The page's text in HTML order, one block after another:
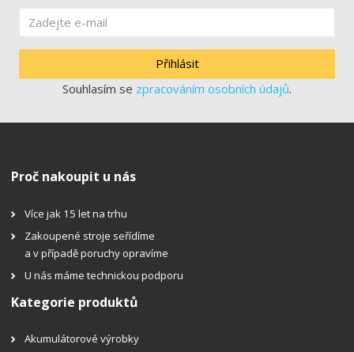
Přihlásit
Souhlasím se zpracováním osobních údajů.
Proč nakoupit u nás
Více jak 15 let na trhu
Zakoupené stroje seřídíme
a v případě poruchy opravíme
U nás máme technickou podporu
Kategorie produktů
Akumulátorové výrobky